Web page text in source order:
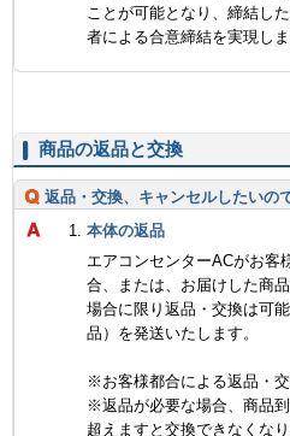
ことが可能となり、締結し
者による合意締結を実現しま
商品の返品と交換
返品・交換、キャンセルしたいの
本体の返品
エアコンセンターACがお客
合、または、お届けした商
場合に限り返品・交換は可
品）を発送いたします。
※お客様都合による返品・交
※返品が必要な場合、商品
超えますと交換できなくな